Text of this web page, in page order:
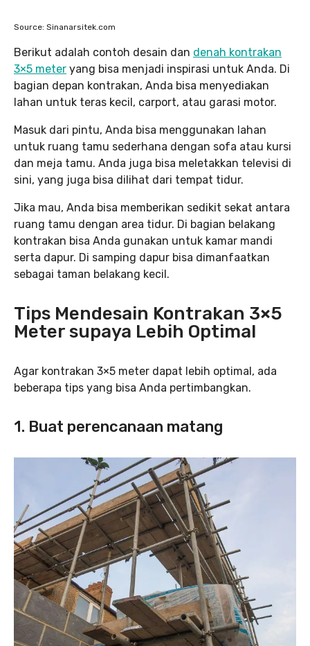
Source: Sinanarsitek.com
Berikut adalah contoh desain dan denah kontrakan
3×5 meter yang bisa menjadi inspirasi untuk Anda. Di
bagian depan kontrakan, Anda bisa menyediakan
lahan untuk teras kecil, carport, atau garasi motor.
Masuk dari pintu, Anda bisa menggunakan lahan
untuk ruang tamu sederhana dengan sofa atau kursi
dan meja tamu. Anda juga bisa meletakkan televisi di
sini, yang juga bisa dilihat dari tempat tidur.
Jika mau, Anda bisa memberikan sedikit sekat antara
ruang tamu dengan area tidur. Di bagian belakang
kontrakan bisa Anda gunakan untuk kamar mandi
serta dapur. Di samping dapur bisa dimanfaatkan
sebagai taman belakang kecil.
Tips Mendesain Kontrakan 3×5
Meter supaya Lebih Optimal
Agar kontrakan 3×5 meter dapat lebih optimal, ada
beberapa tips yang bisa Anda pertimbangkan.
1. Buat perencanaan matang